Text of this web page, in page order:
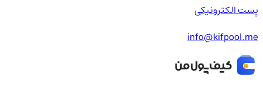
پست الکترونیکی
info@kifpool.me